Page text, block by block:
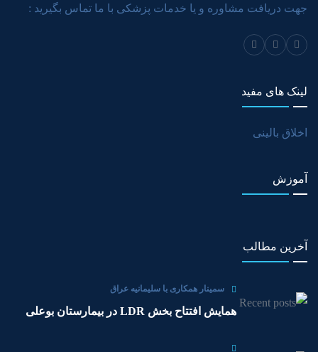
جهت دریافت مشاوره و یا خدمات پزشکی با ما تماس بگیرید :
لینک های مفید
اخلاق بالینی
آموزش
آخرین مطالب
سمینار همکاری با سلیمانیه عراق
همایش افتتاح بخش LDR در بیمارستان بوعلی